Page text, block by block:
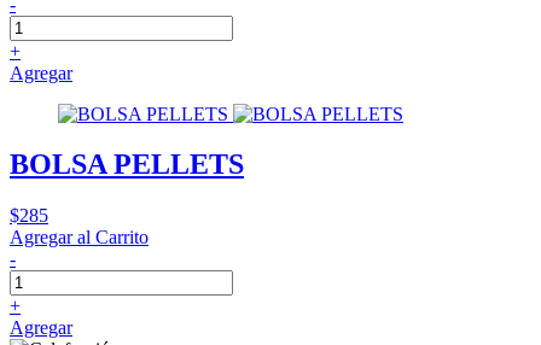
+
Agregar
BOLSA PELLETS
$285
Agregar al Carrito
-
+
Agregar